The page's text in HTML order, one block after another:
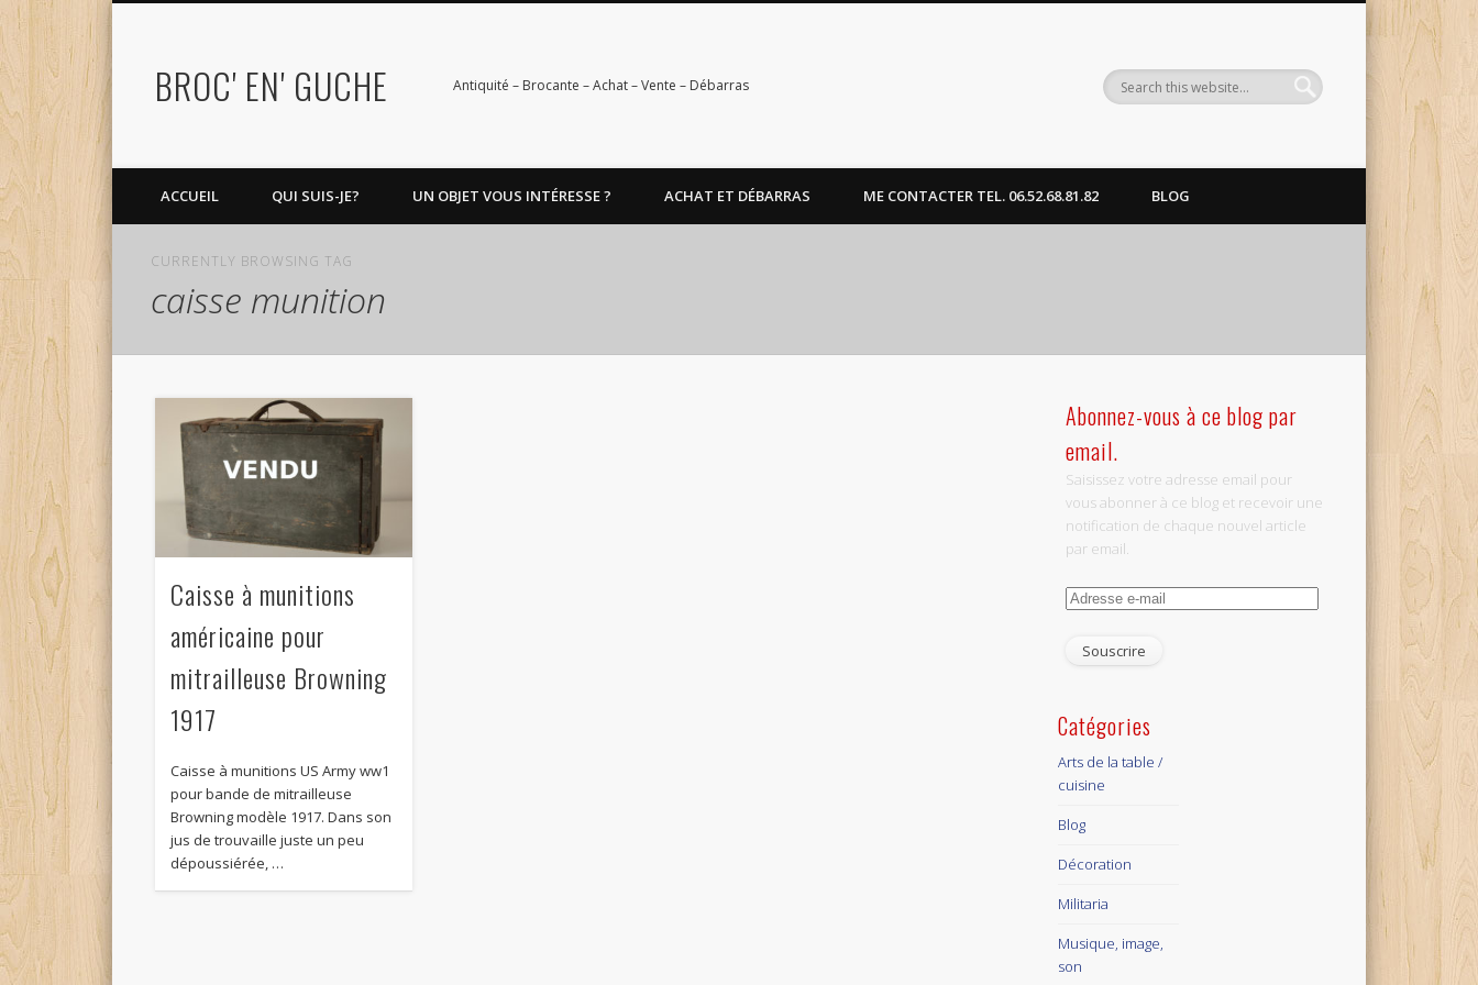
BROC' EN' GUCHE Antiquité – Brocante – Achat – Vente – Débarras
ACCUEIL QUI SUIS-JE? UN OBJET VOUS INTÉRESSE ? ACHAT ET DÉBARRAS ME CONTACTER TEL. 06.52.68.81.82 BLOG
CURRENTLY BROWSING TAG
caisse munition
Caisse à munitions
américaine pour
mitrailleuse Browning
1917
Caisse à munitions US Army ww1
pour bande de mitrailleuse
Browning modèle 1917. Dans son
jus de trouvaille juste un peu
dépoussiérée, …
Abonnez-vous à ce blog par
email.
Saisissez votre adresse email pour
vous abonner à ce blog et recevoir une
notification de chaque nouvel article
par email.
Adresse
mail
Catégories
Arts de la table /
cuisine
Blog
Décoration
Militaria
Musique, image,
son